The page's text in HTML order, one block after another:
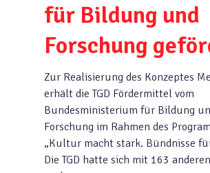
für Bildung und
Forschung
Zur Realisierung des Konzeptes
erhält die TGD Fördermittel vom
Bundesministerium für Bildung
Forschung im Rahmen des
„Kultur macht stark. Bündnisse
Die TGD hatte sich mit 163